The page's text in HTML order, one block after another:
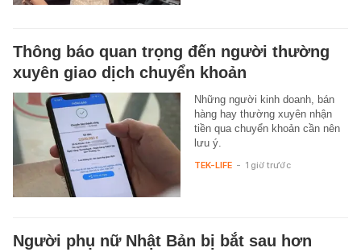
Thông báo quan trọng đến người thường
xuyên giao dịch chuyển khoản
Những người kinh doanh, bán
hàng hay thường xuyên nhận
tiền qua chuyển khoản cần nên
lưu ý.
TEK-LIFE - 1 giờ trước
Người phụ nữ Nhật Bản bị bắt sau hơn